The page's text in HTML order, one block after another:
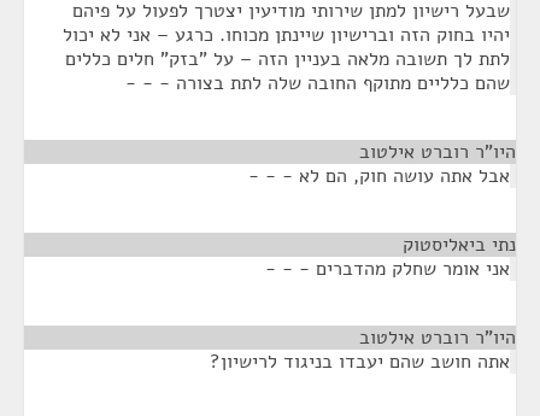
שבעל רישיון למתן שירותי מודיעין יצטרך לפעול על פיהם
יהיו בחוק הזה וברישיון שיינתן מכוחו. כרגע – אני לא יכול
לתת לך תשובה מלאה בעניין הזה – על "בזק" חלים כללים
שהם כלליים מתוקף החובה שלה לתת בצורה - - -
היו"ר רוברט אילטוב
אבל אתה עושה חוק, הם לא - - -
נתי ביאליסטוק
אני אומר שחלק מהדברים - - -
היו"ר רוברט אילטוב
אתה חושב שהם יעבדו בניגוד לרישיון?